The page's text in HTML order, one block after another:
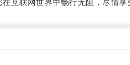
联网世界中畅行无阻，尽情享